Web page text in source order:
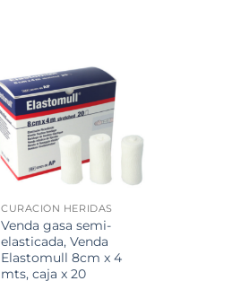
+
CURACIÓN HERIDAS
Venda gasa semi-
elasticada, Venda
Elastomull 8cm x 4
mts, caja x 20